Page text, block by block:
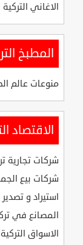
الاغاني التركية
المطبخ
منوعات عالم
الاقتصاد
شركات تجارية
شركات بيع
استيراد و
المصانع في
الاسواق التركية